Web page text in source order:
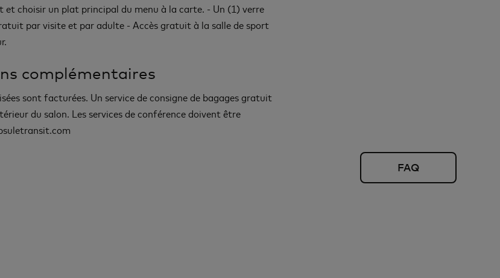
et choisir un plat principal du menu à la carte. - Un (1) verre
par visite et par adulte - Accès gratuit à la salle de sport
complémentaires
sont facturées. Un service de consigne de bagages gratuit
du salon. Les services de conférence doivent être
FAQ